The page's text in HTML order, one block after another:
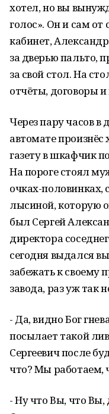
хотел, но вы
голос». Он и сам от
кабинет,
за дверью пальто,
за свой стол. На
отчёты, договоры
Через пару часов в
автомате произнёс
газету в шкафчик
На пороге стоял
очках-половинках,
лысиной, которую
был Сергей
директора
сегодня выдался
забежать к своему
завода, раз уж так
- Да, видно Бог
посылает такой
Сергеевич после
что? Мы работаем,
- Ну что Вы, что